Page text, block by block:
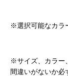
※選択可能なカラ
※サイズ、カラー
間違いがないか必